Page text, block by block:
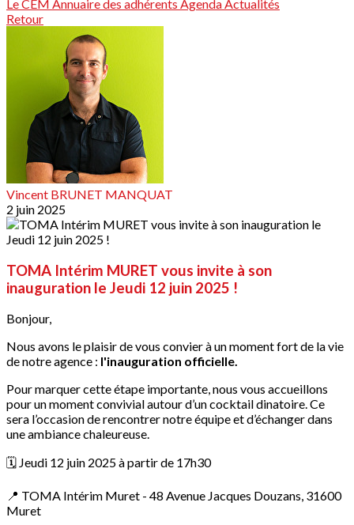
Le CEM Annuaire des adhérents AgendaActualités
Retour
Vincent BRUNET MANQUAT
2 juin 2025
TOMA Intérim MURET vous invite à son
inauguration le Jeudi 12 juin 2025 !
Bonjour,
Nous avons le plaisir de vous convier à un moment fort de la vie
de notre agence : l'inauguration officielle.
Pour marquer cette étape importante, nous vous accueillons
pour un moment convivial autour d’un cocktail dinatoire. Ce
sera l’occasion de rencontrer notre équipe et d’échanger dans
une ambiance chaleureuse.
🗓️ Jeudi 12 juin 2025 à partir de 17h30
📍 TOMA Intérim Muret - 48 Avenue Jacques Douzans, 31600
Muret